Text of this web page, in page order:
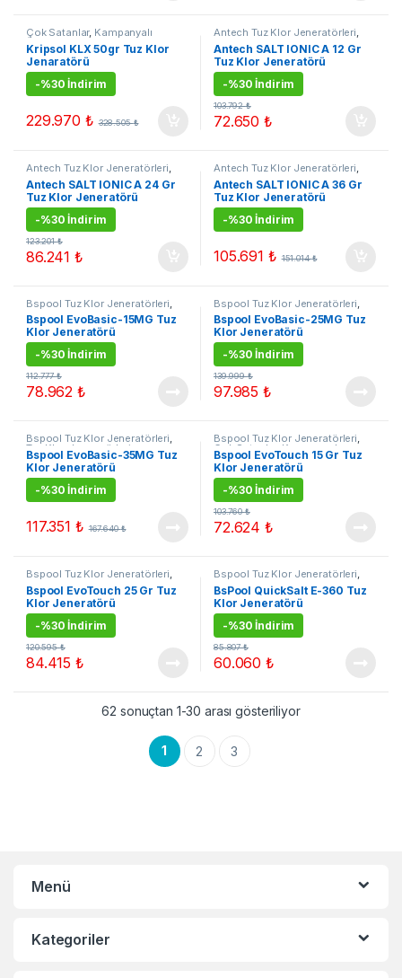
Çok Satanlar, Kampanyalı
Ürünler ,Kripsol Tuz Klor
Jeneratörleri,Tuz Klor
Jenerarörleri
Kripsol KLX 50gr Tuz Klor
Jenaratörü
-%30 İndirim
229.970 ₺ 328.505₺
Antech Tuz Klor Jeneratörleri,
Çok Satanlar ,Kampanyalı
Ürünler, Tuz Klor Jenerarörleri
Antech SALT IONIC A 12 Gr
Tuz Klor Jeneratörü
-%30 İndirim
72.650₺
103.792₺
Antech Tuz Klor Jeneratörleri,
Çok Satanlar ,Kampanyalı
Ürünler, Tuz Klor Jenerarörleri
Antech SALT IONIC A 24 Gr
Tuz Klor Jeneratörü
-%30 İndirim
86.241₺
123.201₺
Antech Tuz Klor Jeneratörleri,
Çok Satanlar ,Kampanyalı
Ürünler, Tuz Klor Jenerarörleri
Antech SALT IONIC A 36 Gr
Tuz Klor Jeneratörü
-%30 İndirim
105.691 ₺ 151.014₺
Bspool Tuz Klor Jeneratörleri
Tuz Klor Jenerarörleri
Bspool EvoBasic-15MG Tuz
Klor Jeneratörü
-%30 İndirim
78.962₺
112.777₺
Bspool Tuz Klor Jeneratörleri
Tuz Klor Jenerarörleri
Bspool EvoBasic-25MG Tuz
Klor Jeneratörü
-%30 İndirim
97.985₺
139.999₺
Bspool Tuz Klor Jeneratörleri,
Tuz Klor Jenerarörleri
Bspool EvoBasic-35MG Tuz
Klor Jeneratörü
-%30 İndirim
117.351 ₺ 167.640₺
Bspool Tuz Klor Jeneratörleri,
Çok Satanlar,Kampanyalı
Ürünler, Tuz Klor Jenerarörleri
Bspool EvoTouch 15 Gr Tuz
Klor Jeneratörü
-%30 İndirim
72.624₺
103.760₺
Bspool Tuz Klor Jeneratörleri,
Çok Satanlar, Kampanyalı
Ürünler, Tuz Klor Jenerarörleri
Bspool EvoTouch 25 Gr Tuz
Klor Jeneratörü
-%30 İndirim
84.415₺
120.595₺
Bspool Tuz Klor Jeneratörleri,
Çok Satanlar ,Kampanyalı
Ürünler, Tuz Klor Jenerarörleri
BsPool QuickSalt E-360 Tuz
Klor Jeneratörü
-%30 İndirim
60.060₺
85.807₺
62 sonuçtan 1-30 arası gösteriliyor
1 2 3
Menü
Kategoriler